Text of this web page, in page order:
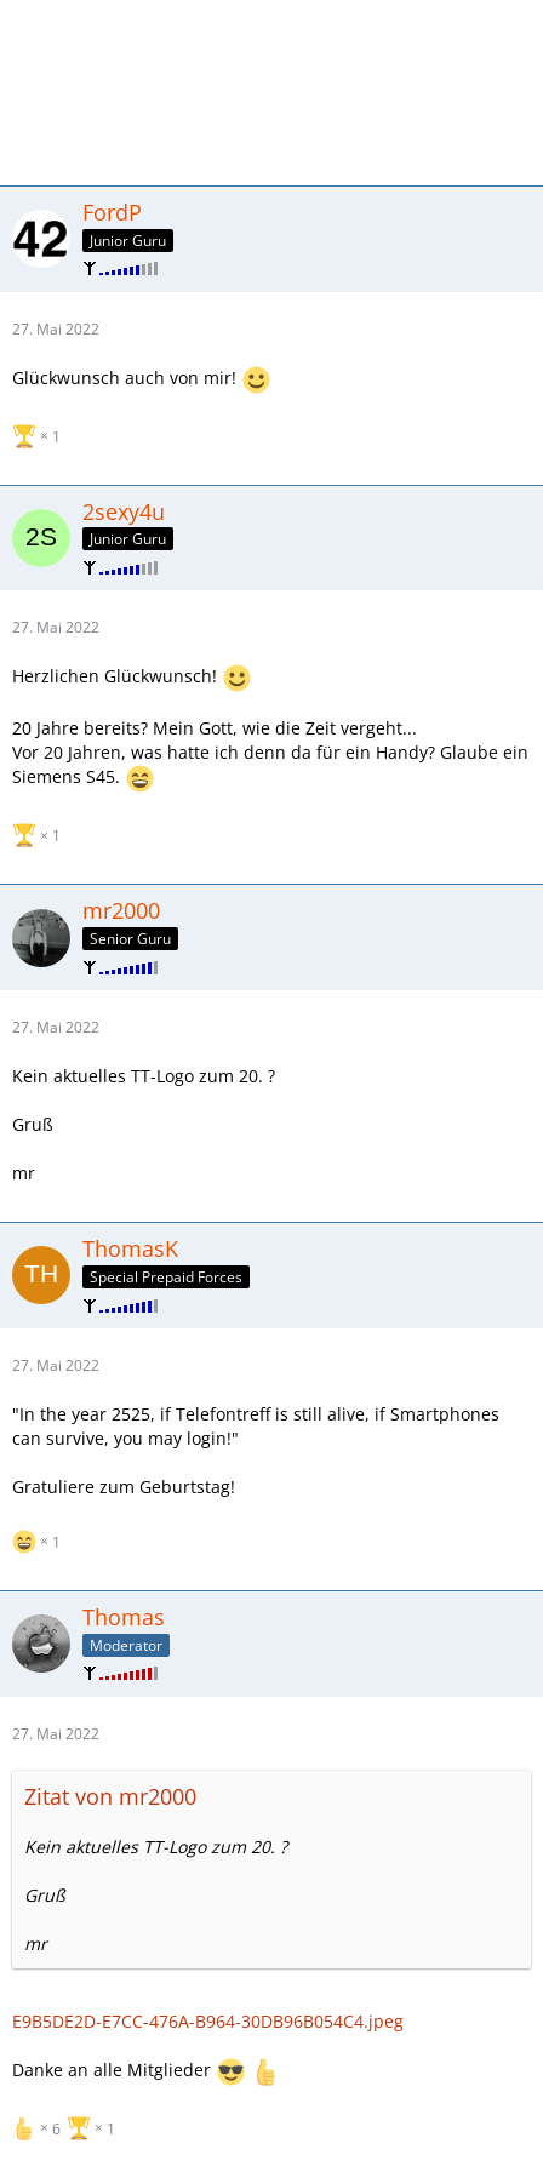
FordP
Junior Guru
27. Mai 2022
Glückwunsch auch von mir!
1
2sexy4u
Junior Guru
27. Mai 2022
Herzlichen Glückwunsch!
20 Jahre bereits? Mein Gott, wie die Zeit vergeht...
Vor 20 Jahren, was hatte ich denn da für ein Handy? Glaube ein
Siemens S45.
1
mr2000
Senior Guru
27. Mai 2022
Kein aktuelles TT-Logo zum 20. ?
Gruß
mr
ThomasK
Special Prepaid Forces
27. Mai 2022
"In the year 2525, if Telefontreff is still alive, if Smartphones
can survive, you may login!"
Gratuliere zum Geburtstag!
1
Thomas
Moderator
27. Mai 2022
Zitat von mr2000
Kein aktuelles TT-Logo zum 20. ?
Gruß
mr
E9B5DE2D-E7CC-476A-B964-30DB96B054C4.jpeg
Danke an alle Mitglieder
6 1